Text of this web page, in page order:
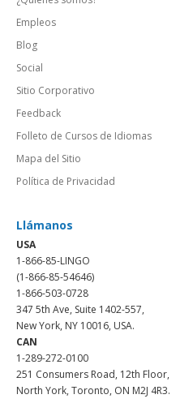
Empleos
Blog
Social
Sitio Corporativo
Feedback
Folleto de Cursos de Idiomas
Mapa del Sitio
Política de Privacidad
Llámanos
USA
1-866-85-LINGO
(1-866-85-54646)
1-866-503-0728
347 5th Ave, Suite 1402-557,
New York, NY 10016, USA.
CAN
1-289-272-0100
251 Consumers Road, 12th Floor,
North York, Toronto, ON M2J 4R3.